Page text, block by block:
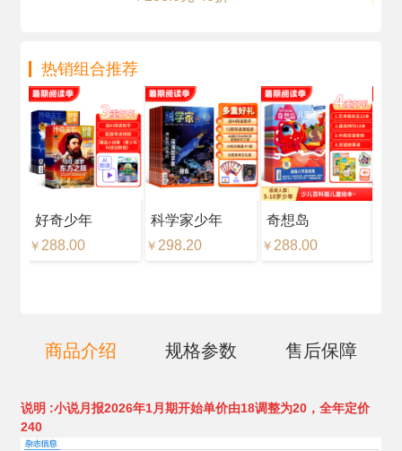
热销组合推荐
好奇少年
￥ 288.00
科学家少年
￥ 298.20
奇想岛
￥ 288.00
商品介绍 规格参数 售后保障
说明 :小说月报2026年1月期开始单价由18调整为20，全年定价
240